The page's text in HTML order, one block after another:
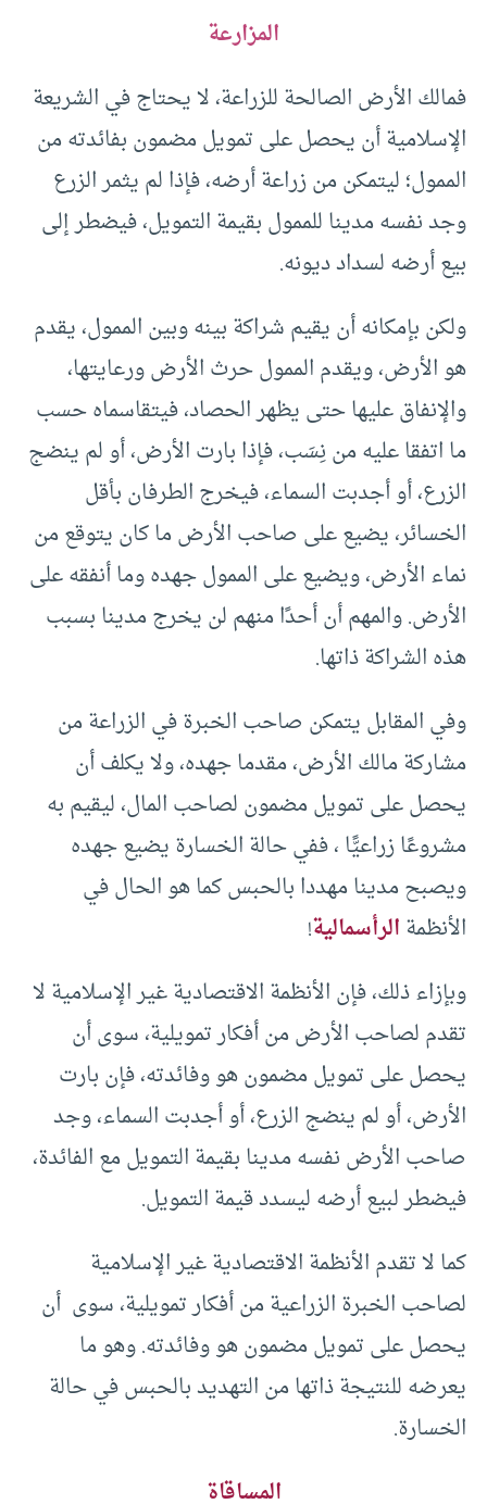
المزارعة
فمالك الأرض الصالحة للزراعة، لا يحتاج في الشريعة
الإسلامية أن يحصل على تمويل مضمون بفائدته من
الممول؛ ليتمكن من زراعة أرضه، فإذا لم يثمر الزرع
وجد نفسه مدينا للممول بقيمة التمويل، فيضطر إلى
بيع أرضه لسداد ديونه.
ولكن بإمكانه أن يقيم شراكة بينه وبين الممول، يقدم
هو الأرض، ويقدم الممول حرث الأرض ورعايتها،
والإنفاق عليها حتى يظهر الحصاد، فيتقاسماه حسب
ما اتفقا عليه من نِسَب، فإذا بارت الأرض، أو لم ينضج
الزرع، أو أجدبت السماء، فيخرج الطرفان بأقل
الخسائر، يضيع على صاحب الأرض ما كان يتوقع من
نماء الأرض، ويضيع على الممول جهده وما أنفقه على
الأرض. والمهم أن أحدًا منهم لن يخرج مدينا بسبب
هذه الشراكة ذاتها.
وفي المقابل يتمكن صاحب الخبرة في الزراعة من
مشاركة مالك الأرض، مقدما جهده، ولا يكلف أن
يحصل على تمويل مضمون لصاحب المال، ليقيم به
مشروعًا زراعيًّا ، ففي حالة الخسارة يضيع جهده
ويصبح مدينا مهددا بالحبس كما هو الحال في
الأنظمةالرأسمالية!
وبإزاء ذلك، فإن الأنظمة الاقتصادية غير الإسلامية لا
تقدم لصاحب الأرض من أفكار تمويلية، سوى أن
يحصل على تمويل مضمون هو وفائدته، فإن بارت
الأرض، أو لم ينضج الزرع، أو أجدبت السماء، وجد
صاحب الأرض نفسه مدينا بقيمة التمويل مع الفائدة،
فيضطر لبيع أرضه ليسدد قيمة التمويل.
كما لا تقدم الأنظمة الاقتصادية غير الإسلامية
لصاحب الخبرة الزراعية من أفكار تمويلية، سوى أن
يحصل على تمويل مضمون هو وفائدته. وهو ما
يعرضه للنتيجة ذاتها من التهديد بالحبس في حالة
الخسارة.
المساقاة